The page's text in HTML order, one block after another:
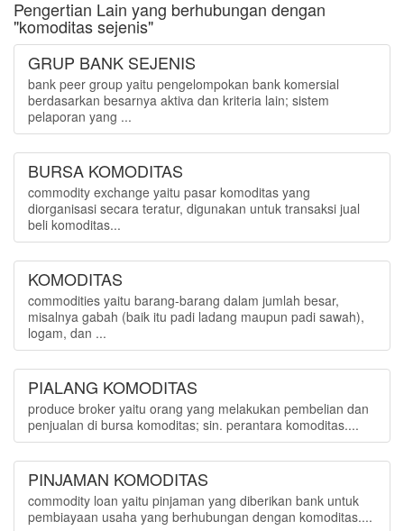
Pengertian Lain yang berhubungan dengan
"komoditas sejenis"
GRUP BANK SEJENIS
bank peer group yaitu pengelompokan bank komersial
berdasarkan besarnya aktiva dan kriteria lain; sistem
pelaporan yang ...
BURSA KOMODITAS
commodity exchange yaitu pasar komoditas yang
diorganisasi secara teratur, digunakan untuk transaksi jual
beli komoditas...
KOMODITAS
commodities yaitu barang-barang dalam jumlah besar,
misalnya gabah (baik itu padi ladang maupun padi sawah),
logam, dan ...
PIALANG KOMODITAS
produce broker yaitu orang yang melakukan pembelian dan
penjualan di bursa komoditas; sin. perantara komoditas....
PINJAMAN KOMODITAS
commodity loan yaitu pinjaman yang diberikan bank untuk
pembiayaan usaha yang berhubungan dengan komoditas....